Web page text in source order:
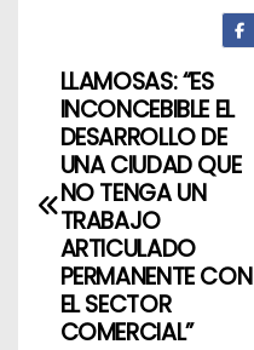
N
v
LLAMOSAS: “ES
INCONCEBIBLE EL
DESARROLLO DE
UNA CIUDAD QUE
NO TENGA UN
TRABAJO
ARTICULADO
PERMANENTE CON
EL SECTOR
COMERCIAL”